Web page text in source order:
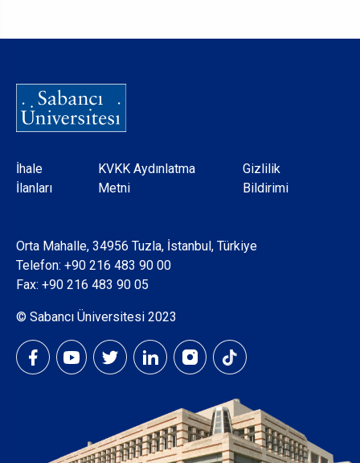
Dipnot
İhale
İlanları
KVKK Aydınlatma
Metni
Gizlilik
Bildirimi
Orta Mahalle, 34956 Tuzla, İstanbul, Türkiye
Telefon: +90 216 483 90 00
Fax: +90 216 483 90 05
© Sabancı Üniversitesi 2023